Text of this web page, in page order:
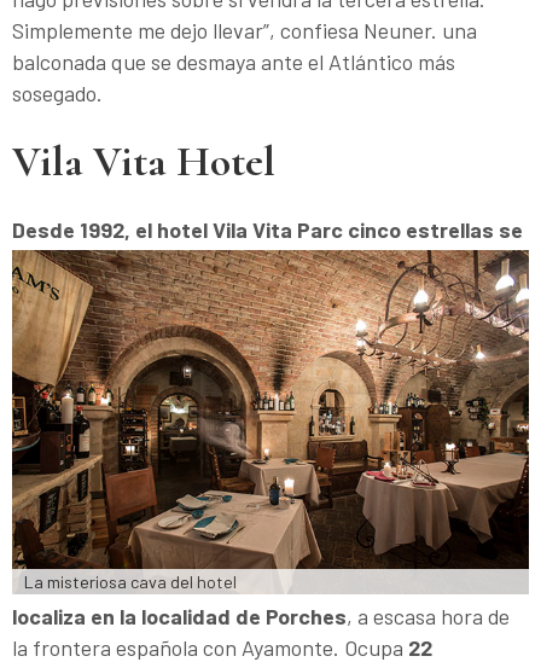
Simplemente me dejo llevar”, confiesa Neuner. una
balconada que se desmaya ante el Atlántico más
sosegado.
Vila Vita Hotel
Desde 1992, el hotel
La misteriosa cava del hotel
Vila Vita Parc cinco estrellas se
localiza en la localidad de Porches, a escasa hora de
la frontera española con Ayamonte. Ocupa 22